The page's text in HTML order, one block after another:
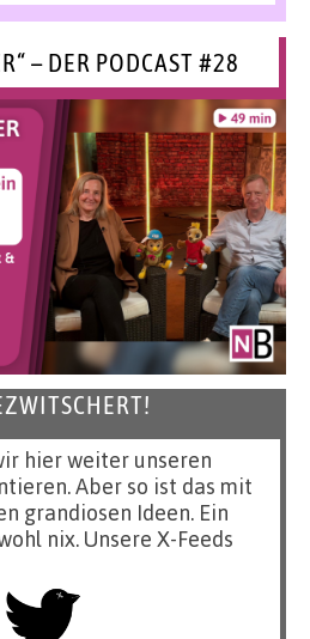
– DER PODCAST #28
hier weiter unseren
Aber so ist das mit
grandiosen Ideen. Ein
nix. Unsere X-Feeds